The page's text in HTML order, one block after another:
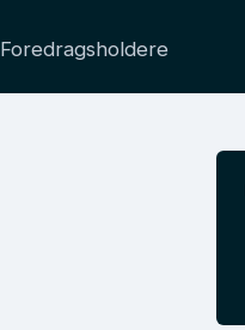
Foredragsholdere